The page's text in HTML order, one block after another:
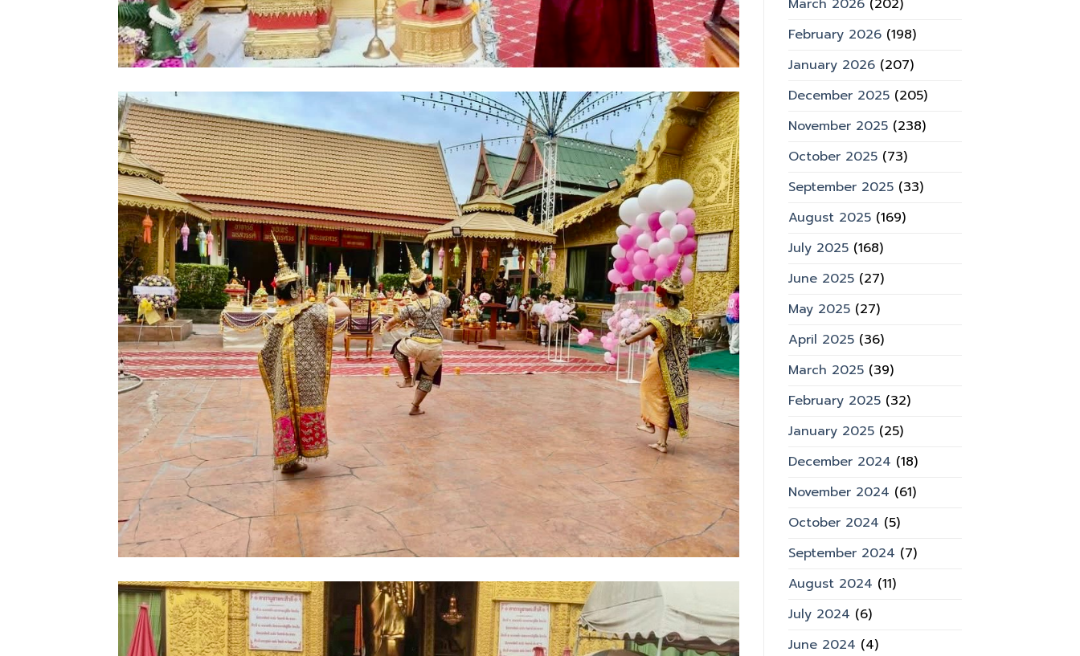
March 2026(202)
February 2026(198)
January 2026(207)
December 2025(205)
November 2025(238)
October 2025(73)
September 2025(33)
August 2025(169)
July 2025(168)
June 2025(27)
May 2025(27)
April 2025(36)
March 2025(39)
February 2025(32)
January 2025(25)
December 2024 (18)
November 2024 (61)
October 2024 (5)
September 2024 (7)
August 2024 (11)
July 2024 (6)
June 2024 (4)